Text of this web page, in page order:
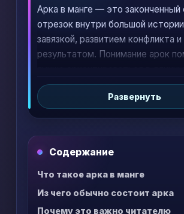
Арка в манге — это
отрезок внутри большой
завязкой, развитием конфликта и
результатом. Понимание арок
отличать важные события от
проще решать, с какого места
Развернуть
Содержание
Что такое арка в манге
Из чего обычно состоит арка
Почему это важно читателю